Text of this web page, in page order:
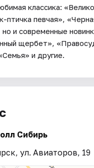
классика:
птичка певчая»,
и современные
щербет»,
и другие.
Сибирь
ул. Авиаторов, 19